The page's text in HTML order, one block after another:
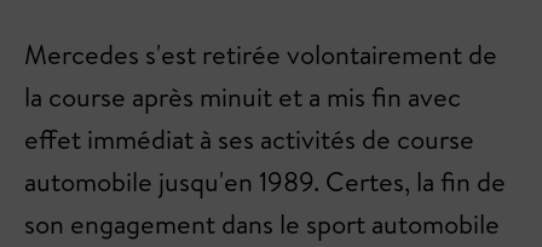
Mercedes s'est retirée volontairement de
la course après minuit et a mis fin avec
effet immédiat à ses activités de course
automobile jusqu'en 1989. Certes, la fin de
son engagement dans le sport automobile